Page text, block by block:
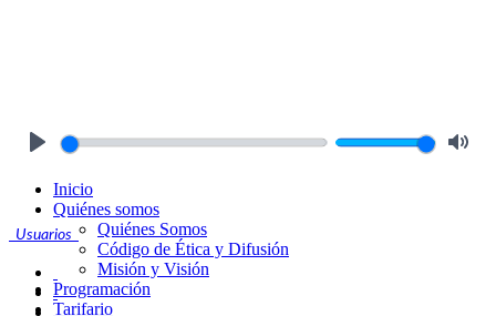
Usuarios
Inicio
Quiénes somos
Quiénes Somos
Código de Ética y Difusión
Misión y Visión
Programación
Tarifario